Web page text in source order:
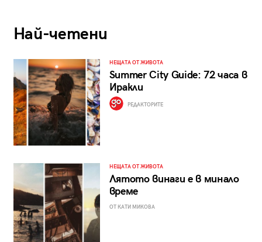
Най-четени
НЕЩАТА ОТ ЖИВОТА
Summer City Guide: 72 часа в
Иракли
РЕДАКТОРИТЕ
НЕЩАТА ОТ ЖИВОТА
Лятото винаги е в минало
време
ОТ КАТИ МИКОВА